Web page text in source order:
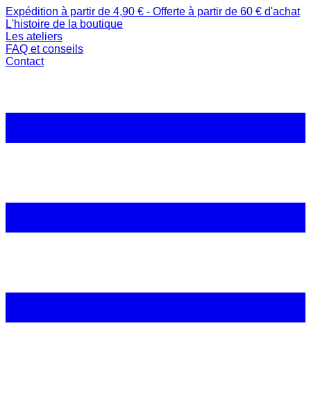
Expédition à partir de 4,90 € - Offerte à partir de 60 € d'achat
L'histoire de la boutique
Les ateliers
FAQ et conseils
Contact